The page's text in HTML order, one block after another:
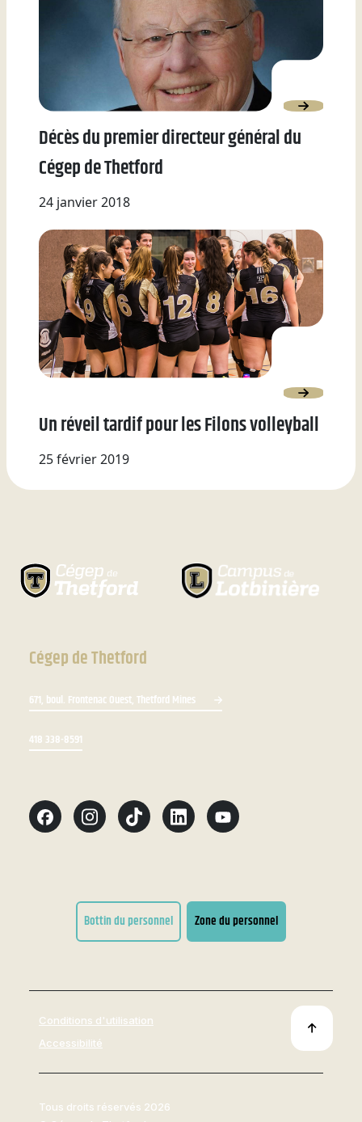
Décès du premier directeur général du
Cégep de Thetford
24 janvier 2018
Un réveil tardif pour les Filons volleyball
25 février 2019
Cégep de Thetford
671, boul. Frontenac Ouest, Thetford Mines
418 338-8591
Bottin du personnel Zone du personnel
Conditions d'utilisation
Accessibilité
Tous droits réservés 2026